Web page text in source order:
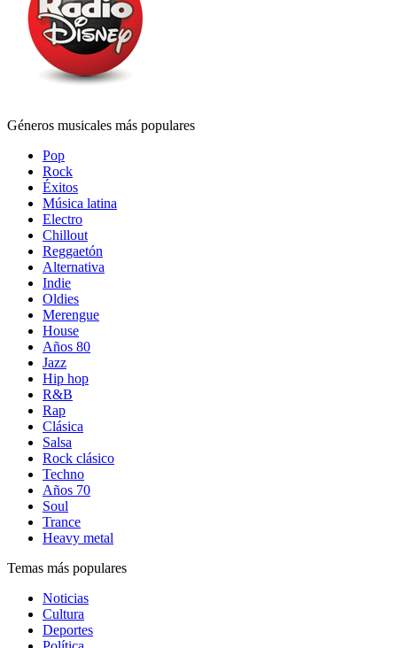
Géneros musicales más populares
Pop
Rock
Éxitos
Música latina
Electro
Chillout
Reggaetón
Alternativa
Indie
Oldies
Merengue
House
Años 80
Jazz
Hip hop
R&B
Rap
Clásica
Salsa
Rock clásico
Techno
Años 70
Soul
Trance
Heavy metal
Temas más populares
Noticias
Cultura
Deportes